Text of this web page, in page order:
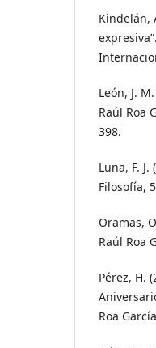
Kindelán,
León, J.
Raúl Roa
398.
Luna, F.
Filosofía,
Oramas,
Raúl Roa
Pérez, H.
Roa